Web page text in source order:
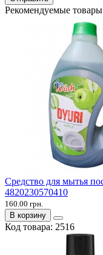
Рекомендуемые товары
Средство для мытья
4820230570410
160.00 грн.
В корзину
Код товара: 2516